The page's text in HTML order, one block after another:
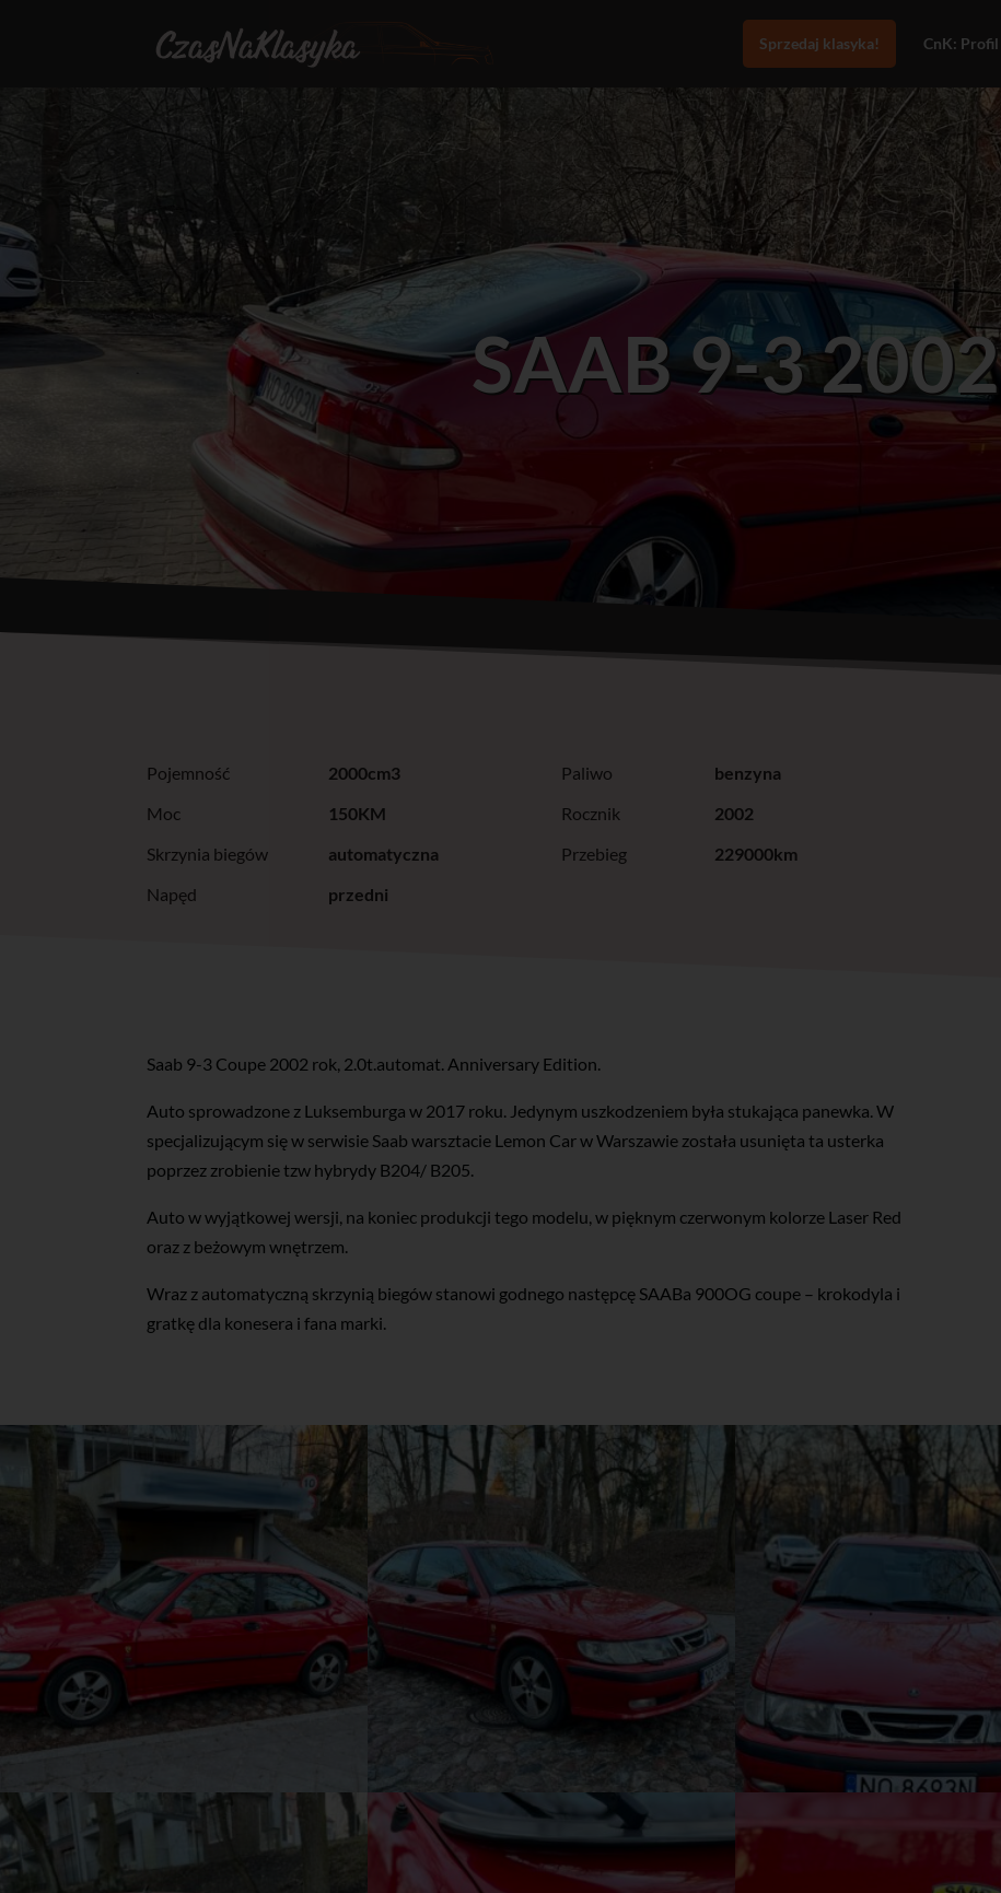
Sprzedaj klasyka! CnK: Profil
SAAB 9-3 2002
Pojemność
2000cm3
Moc
150KM
Skrzynia biegów
automatyczna
Napęd
przedni
Paliwo
benzyna
Rocznik
2002
Przebieg
229000km
Saab 9-3 Coupe 2002 rok, 2.0t.automat. Anniversary Edition.
Auto sprowadzone z Luksemburga w 2017 roku. Jedynym uszkodzeniem była stukająca panewka. W
specjalizującym się w serwisie Saab warsztacie Lemon Car w Warszawie została usunięta ta usterka
poprzez zrobienie tzw hybrydy B204/ B205.
Auto w wyjątkowej wersji, na koniec produkcji tego modelu, w pięknym czerwonym kolorze Laser Red
oraz z beżowym wnętrzem.
Wraz z automatyczną skrzynią biegów stanowi godnego następcę SAABa 900OG coupe – krokodyla i
gratkę dla konesera i fana marki.